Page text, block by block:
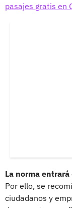
pasajes gratis en
La norma
Por ello, se
ciudadanos y